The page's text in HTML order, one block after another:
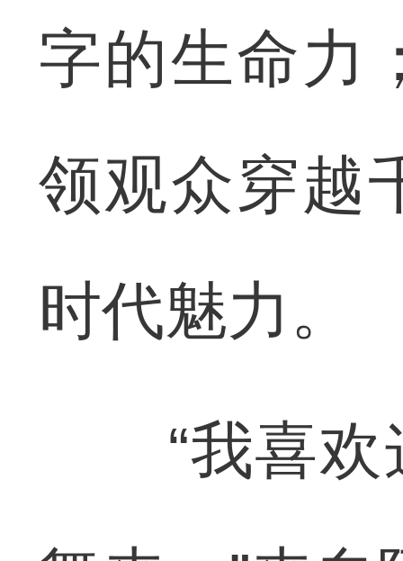
字的生命力
领观众穿越
时代魅力。
“我喜欢